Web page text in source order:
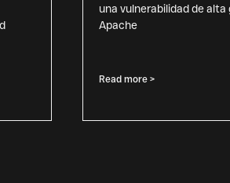
una vulnerabilidad de alta
Apache
Read more >